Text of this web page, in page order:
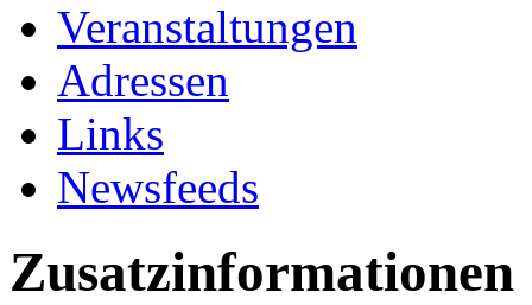
Veranstaltungen
Adressen
Links
Newsfeeds
Zusatzinformationen